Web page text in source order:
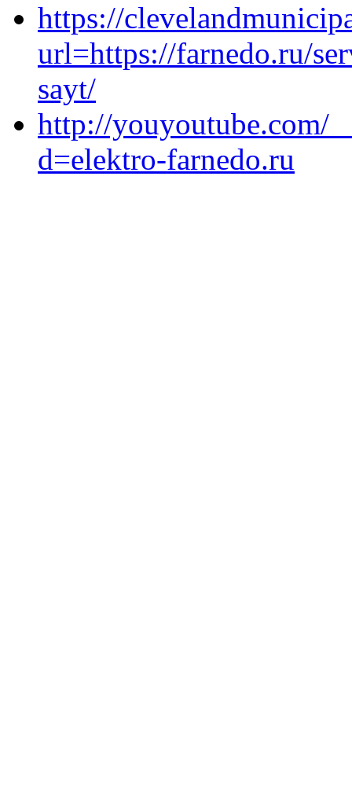
https://
url=https://farnedo.ru/
sayt/
http://youyoutube.com/
d=elektro-farnedo.ru